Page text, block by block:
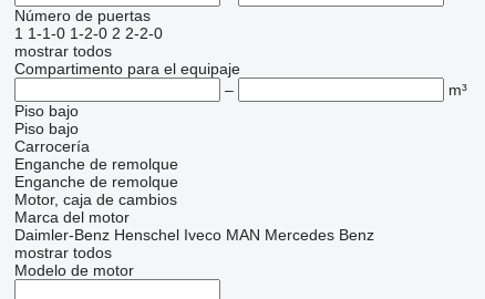
Número de puertas
1 1-1-0 1-2-0 2 2-2-0
mostrar todos
Compartimento para el equipaje
–
m³
Piso bajo
Piso bajo
Carrocería
Enganche de remolque
Enganche de remolque
Motor, caja de cambios
Marca del motor
Daimler-Benz Henschel Iveco MAN Mercedes Benz
mostrar todos
Modelo de motor